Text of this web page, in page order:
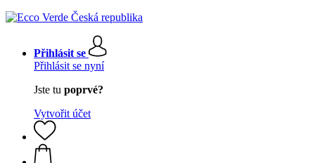
Přihlásit se
Přihlásit se nyní
Jste tu poprvé?
Vytvořit účet